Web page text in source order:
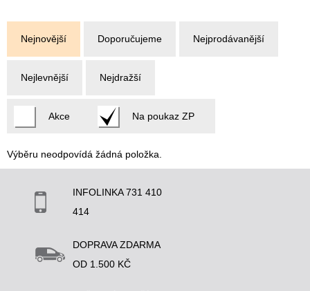
Nejnovější Doporučujeme Nejprodávanější
Nejlevnější Nejdražší
Akce Na poukaz ZP
Výběru neodpovídá žádná položka.
INFOLINKA 731 410
414
DOPRAVA ZDARMA
OD 1.500 KČ